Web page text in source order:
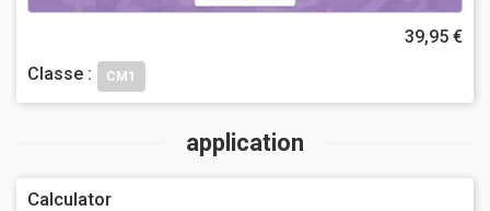
39,95 €
Classe :
CM1
application
Calculator